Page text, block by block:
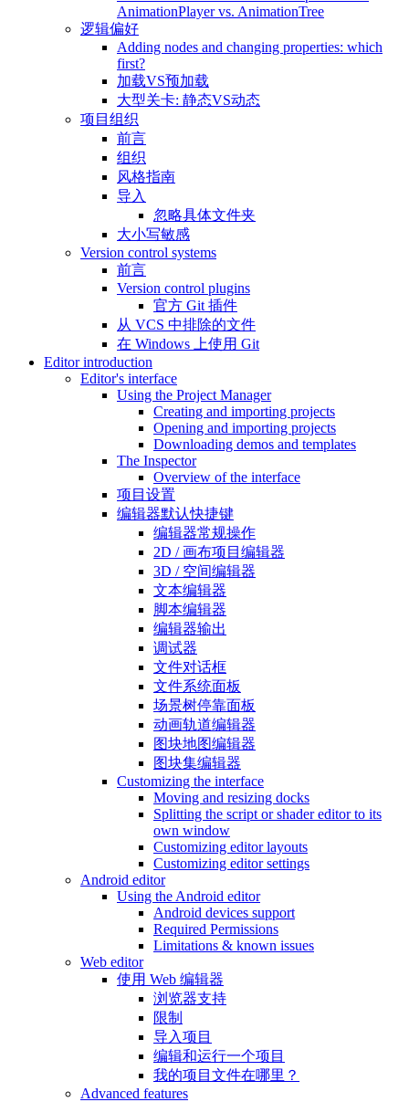
AnimationPlayer vs. AnimationTree
逻辑偏好
Adding nodes and changing properties: which
first?
加载VS预加载
大型关卡: 静态VS动态
项目组织
前言
组织
风格指南
导入
忽略具体文件夹
大小写敏感
Version control systems
前言
Version control plugins
官方 Git 插件
从 VCS 中排除的文件
在 Windows 上使用 Git
Editor introduction
Editor's interface
Using the Project Manager
Creating and importing projects
Opening and importing projects
Downloading demos and templates
The Inspector
Overview of the interface
项目设置
编辑器默认快捷键
编辑器常规操作
2D / 画布项目编辑器
3D / 空间编辑器
文本编辑器
脚本编辑器
编辑器输出
调试器
文件对话框
文件系统面板
场景树停靠面板
动画轨道编辑器
图块地图编辑器
图块集编辑器
Customizing the interface
Moving and resizing docks
Splitting the script or shader editor to its
own window
Customizing editor layouts
Customizing editor settings
Android editor
Using the Android editor
Android devices support
Required Permissions
Limitations & known issues
Web editor
使用 Web 编辑器
浏览器支持
限制
导入项目
编辑和运行一个项目
我的项目文件在哪里？
Advanced features